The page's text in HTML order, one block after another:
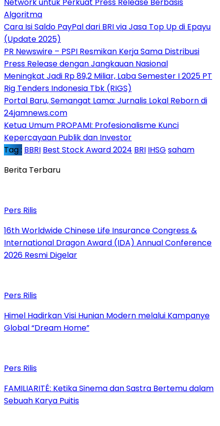
Algoritma
Cara Isi Saldo PayPal dari BRI via Jasa Top Up di Epayu
(Update 2025)
PR Newswire – PSPI Resmikan Kerja Sama Distribusi
Press Release dengan Jangkauan Nasional
Meningkat Jadi Rp 89,2 Miliar, Laba Semester I 2025 PT
Rig Tenders Indonesia Tbk (RIGS)
Portal Baru, Semangat Lama: Jurnalis Lokal Reborn di
24jamnews.com
Ketua Umum PROPAMI: Profesionalisme Kunci
Kepercayaan Publik dan Investor
Tag : BBRI Best Stock Award 2024 BRI IHSG saham
Berita Terbaru
Pers Rilis
16th Worldwide Chinese Life Insurance Congress &
International Dragon Award (IDA) Annual Conference
2026 Resmi Digelar
Pers Rilis
Himel Hadirkan Visi Hunian Modern melalui Kampanye
Global “Dream Home”
Pers Rilis
FAMILIARITÉ: Ketika Sinema dan Sastra Bertemu dalam
Sebuah Karya Puitis